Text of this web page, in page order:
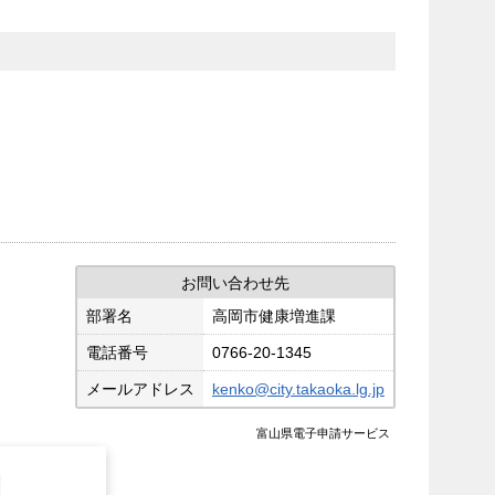
お問い合わせ先
部署名
高岡市健康増進課
電話番号 0766-20-1345
メールアドレス kenko@city.takaoka.lg.jp
富山県電子申請サービス